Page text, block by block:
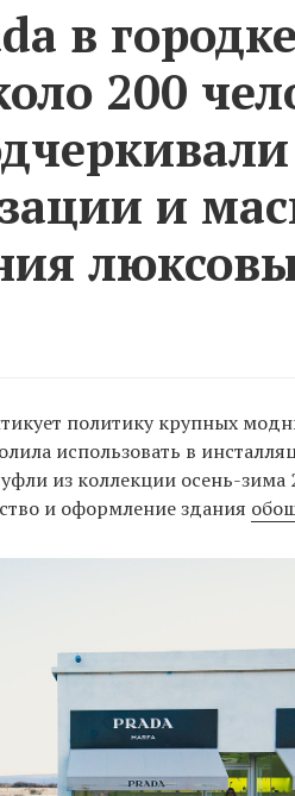
в
200
и
политику крупных
использовать в
из коллекции осень-зима
и оформление здания